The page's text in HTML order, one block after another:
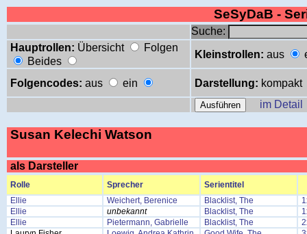
SeSyDaB -
Suche:
Hauptrollen: Übersicht
Folgen
Beides
Kleinstrollen: aus
Folgencodes: aus ein Darstellung: kompakt
im Detail
Susan Kelechi Watson
als Darsteller
Rolle Sprecher
Serientitel
Ellie
Weichert, Berenice Blacklist, The
Ellie
unbekannt Blacklist, The
Ellie
Pietermann, Gabrielle Blacklist, The